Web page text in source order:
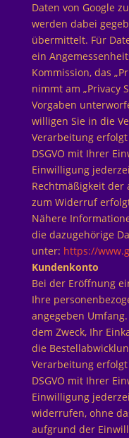
Daten von Google
werden dabei
übermittelt. Für
ein
Kommission, das
nimmt am „Privacy
Vorgaben
willigen Sie in die
Verarbeitung
DSGVO mit Ihrer
Einwilligung
Rechtmäßigkeit
zum Widerruf
Nähere
die dazugehörige
unter: https://
Kundenkonto
Bei der Eröffnung
Ihre
angegeben
dem Zweck, Ihr
die
Verarbeitung
DSGVO mit Ihrer
Einwilligung
widerrufen, ohne
aufgrund der